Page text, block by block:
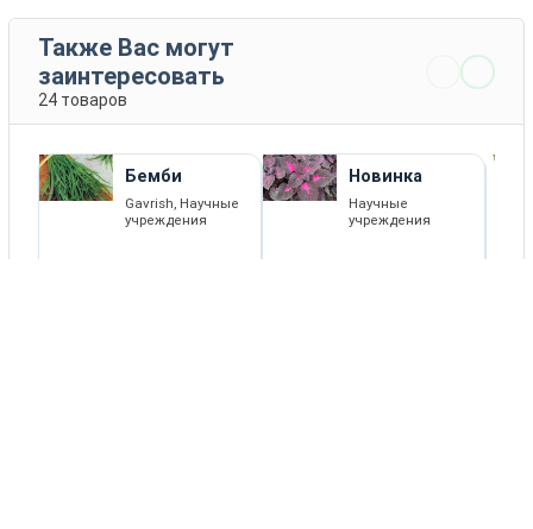
Также Вас могут
заинтересовать
24 товаров
Бемби
Gavrish, Научные
учреждения
Новинка
Научные
учреждения